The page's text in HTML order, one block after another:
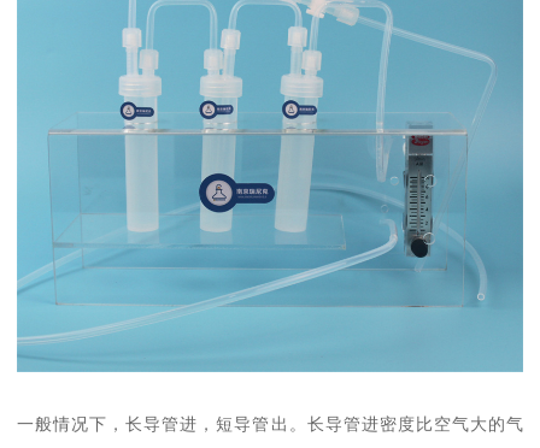
一般情况下，长导管进，短导管出。长导管进密度比空气大的气